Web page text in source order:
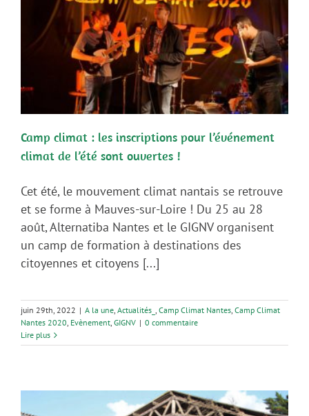
Camp climat : les inscriptions pour l’événement
climat de l’été sont ouvertes !
Cet été, le mouvement climat nantais se retrouve
et se forme à Mauves-sur-Loire ! Du 25 au 28
août, Alternatiba Nantes et le GIGNV organisent
un camp de formation à destinations des
citoyennes et citoyens [...]
juin 29th, 2022 | A la une Actualités_ Camp Climat Nantes Camp Climat
Nantes 2020 Evènement GIGNV | 0 commentaire
Lire plus